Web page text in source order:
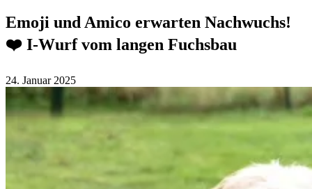
Emoji und Amico erwarten Nachwuchs!
❤️ I-Wurf vom langen Fuchsbau
24. Januar 2025